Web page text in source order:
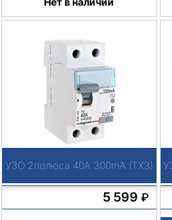
УЗО 2полюса 40А 300mA (TX3)
5 599 ₽